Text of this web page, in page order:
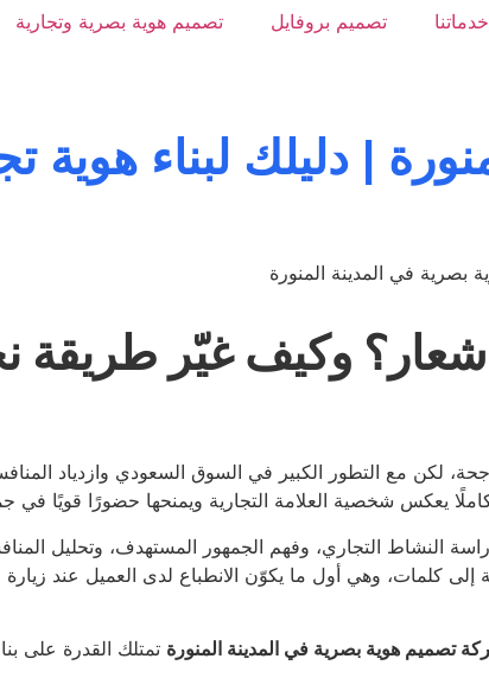
خدماتنا تصميم بروفايل تصميم هوية بصرية وتجارية
| دليلك لبناء هوية
شعار؟ وكيف غيّر
لكن مع التطور الكبير في السوق السعودي وازدياد
يعكس شخصية العلامة التجارية ويمنحها حضورًا قويًا في
النشاط التجاري، وفهم الجمهور المستهدف، وتحليل
كلمات، وهي أول ما يكوّن الانطباع لدى العميل عند
تصميم هوية بصرية في المدينة المنورة تمتلك القدرة على